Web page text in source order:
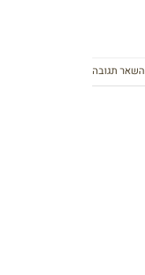
השאר תגובה